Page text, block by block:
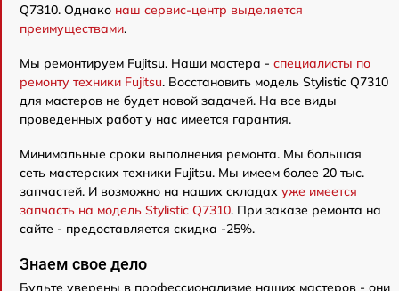
Q7310. Однако наш сервис-центр выделяется
преимуществами.
Мы ремонтируем Fujitsu. Наши мастера - специалисты по
ремонту техники Fujitsu. Восстановить модель Stylistic Q7310
для мастеров не будет новой задачей. На все виды
проведенных работ у нас имеется гарантия.
Минимальные сроки выполнения ремонта. Мы большая
сеть мастерских техники Fujitsu. Мы имеем более 20 тыс.
запчастей. И возможно на наших складах уже имеется
запчасть на модель Stylistic Q7310. При заказе ремонта на
сайте - предоставляется скидка -25%.
Знаем свое дело
Будьте уверены в профессионализме наших мастеров - они